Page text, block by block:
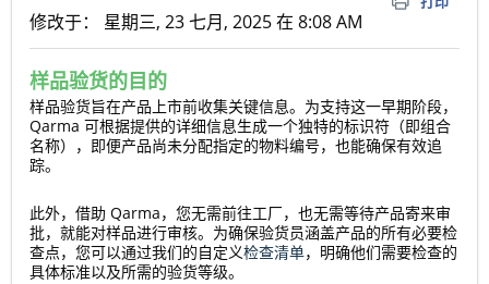
修改于： 星期三, 23 七月, 2025 在 8:08 AM
样品验货的目的
样品验货旨在产品上市前收集关键信息。为支持这一早期阶段，
Qarma 可根据提供的详细信息生成一个独特的标识符（即组合
名称），即便产品尚未分配指定的物料编号，也能确保有效追
踪。
此外，借助 Qarma，您无需前往工厂，也无需等待产品寄来审
批，就能对样品进行审核。为确保验货员涵盖产品的所有必要检
查点，您可以通过我们的自定义检查清单，明确他们需要检查的
具体标准以及所需的验货等级。